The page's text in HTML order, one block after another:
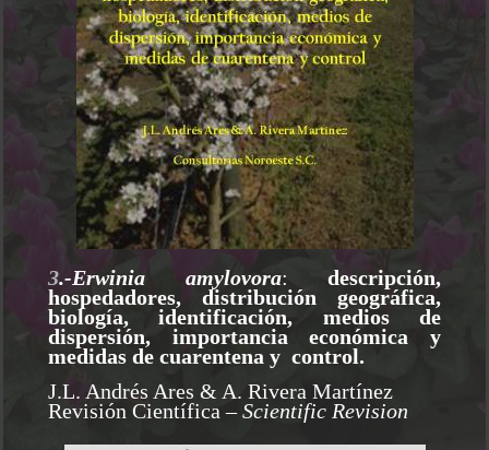
3.-Erwinia amylovora:
descripción,
hospedadores, distribución geográfica,
biología, identificación, medios de
dispersión, importancia económica y
medidas de cuarentena y control.
J.L. Andrés Ares & A. Rivera Martínez
Revisión Científica– Scientific Revision